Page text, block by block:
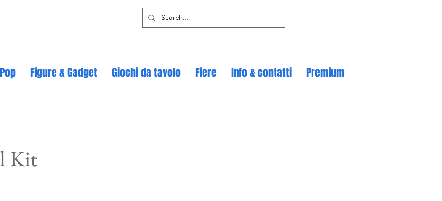
Figure & Gadget Giochi da tavolo Fiere Info & contatti Premium
Kit